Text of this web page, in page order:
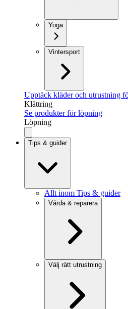
Yoga
Vintersport
Upptäck kläder och utrustning
Klättring
Se produkter för löpning
Löpning
Tips & guider
Allt inom Tips & guider
Vårda & reparera
Välj rätt utrustning